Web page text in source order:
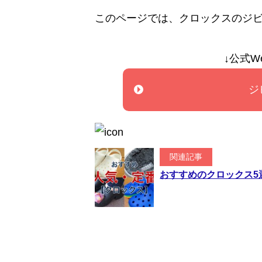
このページでは、クロックスのジ
↓公式
関連記事
おすすめのクロックス